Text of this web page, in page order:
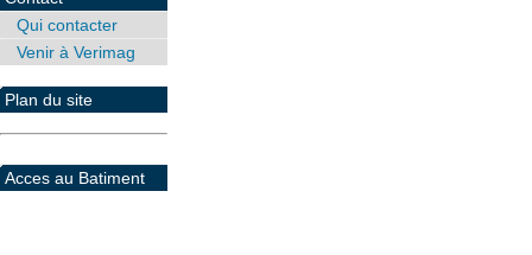
Qui contacter
Venir à Verimag
Plan du site
Acces au Batiment